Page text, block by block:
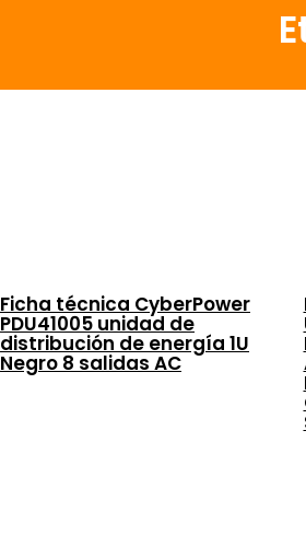
Ficha técnica CyberPower
PDU41005 unidad de
distribución de energía 1U
Negro 8 salidas AC